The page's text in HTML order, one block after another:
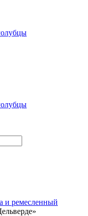
и ремесленный